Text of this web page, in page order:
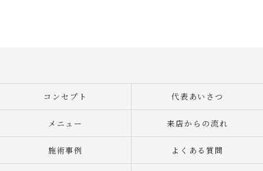
コンセプト 代表あいさつ
メニュー 来店からの流れ
施術事例 よくある質問